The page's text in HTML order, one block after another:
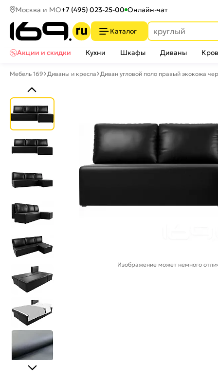
Москва и МО+7 (495) 023-25-00 Онлайн-чат
Каталог
Акции и скидки
Кухни Шкафы Диваны
Мебель 169 Диваны и кресла Диван угловой поло правый экокожа
Изображение может немного